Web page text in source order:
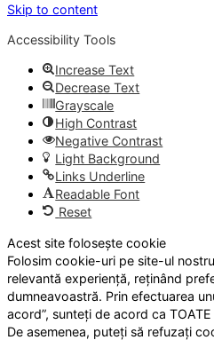
Skip to content
Accessibility Tools
Increase Text
Decrease Text
Grayscale
High Contrast
Negative Contrast
Light Background
Links Underline
Readable Font
Reset
Acest site folosește cookie
Folosim cookie-uri pe site-ul
relevantă experiență, reținând
dumneavoastră. Prin efectuarea
acord”, sunteți de acord ca
De asemenea, puteți să refuzați